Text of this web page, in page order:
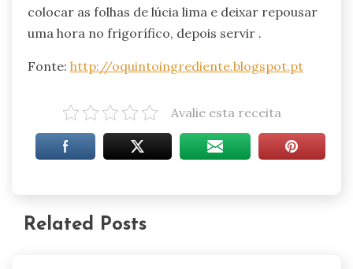
colocar as folhas de lúcia lima e deixar repousar
uma hora no frigorífico, depois servir .
Fonte: http://oquintoingrediente.blogspot.pt
Avalie esta receita
Related Posts